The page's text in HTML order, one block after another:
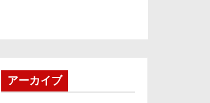
アーカイブ